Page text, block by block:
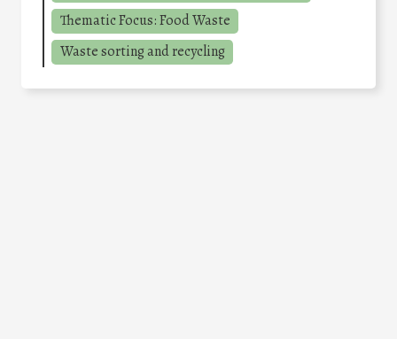
Thematic Focus: Food Waste
Waste sorting and recycling